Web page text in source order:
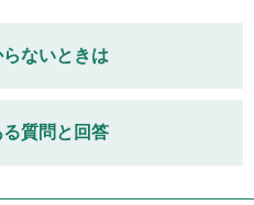
らないときは
る質問と回答